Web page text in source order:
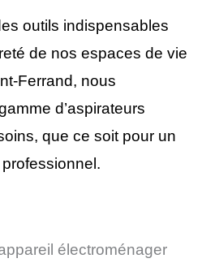
outils indispensables
de nos espaces de vie
Ferrand, nous
d’aspirateurs
que ce soit pour un
électroménager